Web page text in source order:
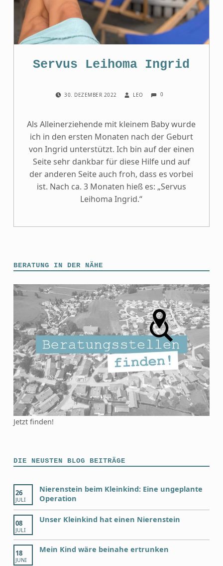
Servus Leihoma Ingrid
30. DEZEMBER 2022 LEO 0
Als Alleinerziehende mit kleinem Baby wurde
ich in den ersten Monaten nach der Geburt
von Ingrid unterstützt. Ich bin auf der einen
Seite sehr dankbar für diese Hilfe und auf
der anderen Seite auch froh, dass es vorbei
ist. Nach ca. 3 Monaten hieß es: „Servus
Leihoma Ingrid.“
BERATUNG IN DER NÄHE
Jetzt finden!
DIE NEUSTEN BLOG BEITRÄGE
26
JULI
Nierenstein beim Kleinkind: Eine ungeplante
Operation
08
JULI
Unser Kleinkind hat einen Nierenstein
18
JUNI
Mein Kind wäre beinahe ertrunken